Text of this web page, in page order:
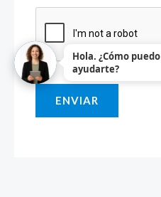
o
o
M
ENVIAR
Hola. ¿Cómo puedo
ayudarte?